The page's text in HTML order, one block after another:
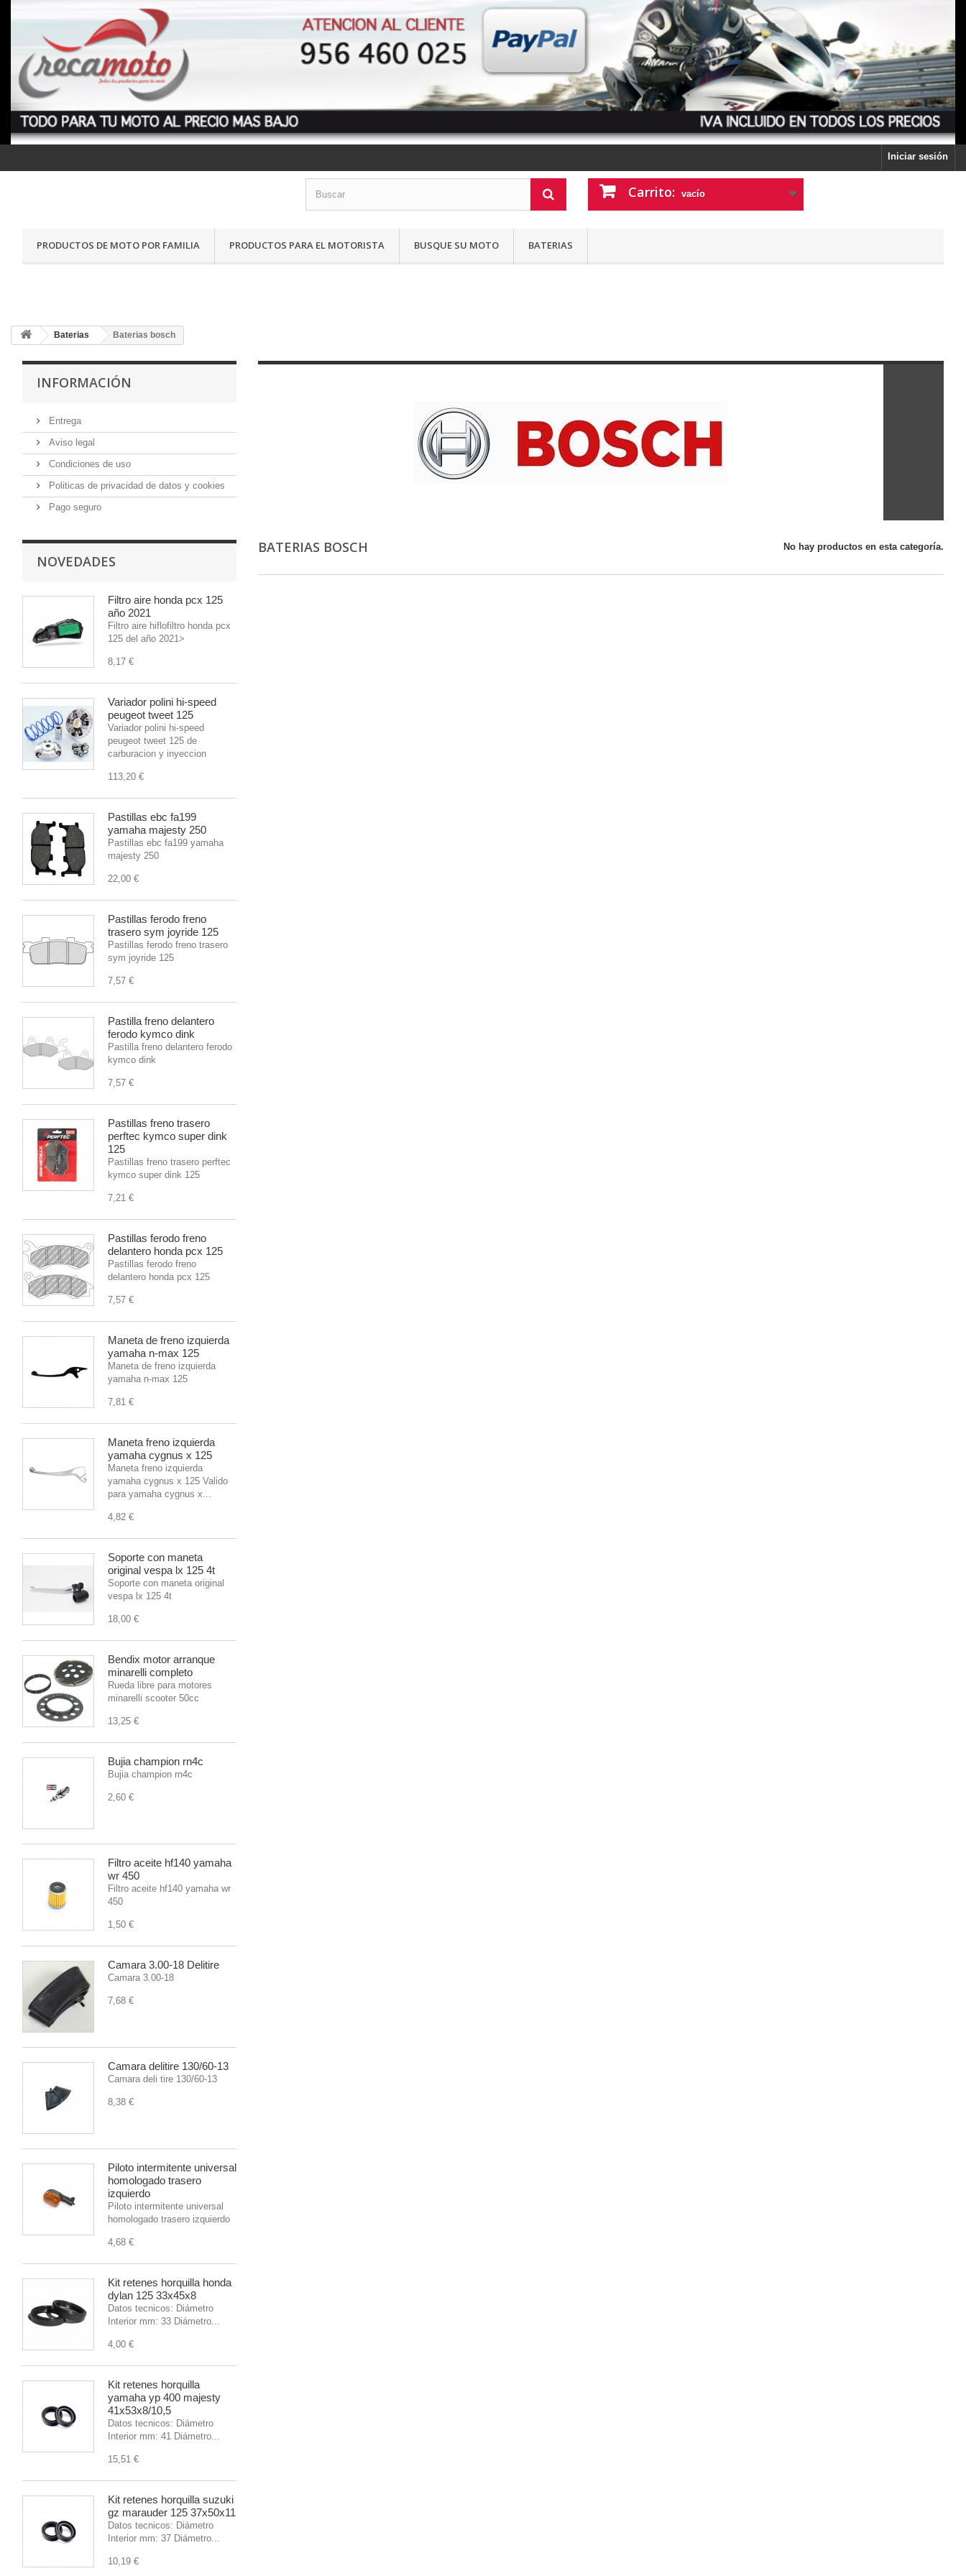
Iniciar sesión
Carrito: vacío
PRODUCTOS DE MOTO POR FAMILIA PRODUCTOS PARA EL MOTORISTA BUSQUE SU MOTO BATERIAS
Baterias Baterias bosch
INFORMACIÓN
Entrega
Aviso legal
Condiciones de uso
Politicas de privacidad de datos y cookies
Pago seguro
NOVEDADES
Filtro aire honda pcx 125
año 2021
Filtro aire hiflofiltro honda pcx
125 del año 2021>
8,17 €
Variador polini hi-speed
peugeot tweet 125
Variador polini hi-speed
peugeot tweet 125 de
carburacion y inyeccion
113,20 €
Pastillas ebc fa199
yamaha majesty 250
Pastillas ebc fa199 yamaha
majesty 250
22,00 €
Pastillas ferodo freno
trasero sym joyride 125
Pastillas ferodo freno trasero
sym joyride 125
7,57 €
Pastilla freno delantero
ferodo kymco dink
Pastilla freno delantero ferodo
kymco dink
7,57 €
Pastillas freno trasero
perftec kymco super dink
125
Pastillas freno trasero perftec
kymco super dink 125
7,21 €
Pastillas ferodo freno
delantero honda pcx 125
Pastillas ferodo freno
delantero honda pcx 125
7,57 €
Maneta de freno izquierda
yamaha n-max 125
Maneta de freno izquierda
yamaha n-max 125
7,81 €
Maneta freno izquierda
yamaha cygnus x 125
Maneta freno izquierda
yamaha cygnus x 125 Valido
para yamaha cygnus x...
4,82 €
Soporte con maneta
original vespa lx 125 4t
Soporte con maneta original
vespa lx 125 4t
18,00 €
Bendix motor arranque
minarelli completo
Rueda libre para motores
minarelli scooter 50cc
13,25 €
Bujia champion rn4c
Bujia champion rn4c
2,60 €
Filtro aceite hf140 yamaha
wr 450
Filtro aceite hf140 yamaha wr
450
1,50 €
Camara 3.00-18 Delitire
Camara 3.00-18
7,68 €
Camara delitire 130/60-13
Camara deli tire 130/60-13
8,38 €
Piloto intermitente universal
homologado trasero
izquierdo
Piloto intermitente universal
homologado trasero izquierdo
4,68 €
Kit retenes horquilla honda
dylan 125 33x45x8
Datos tecnicos: Diámetro
Interior mm: 33 Diámetro...
4,00 €
Kit retenes horquilla
yamaha yp 400 majesty
41x53x8/10,5
Datos tecnicos: Diámetro
Interior mm: 41 Diámetro...
15,51 €
Kit retenes horquilla suzuki
gz marauder 125 37x50x11
Datos tecnicos: Diámetro
Interior mm: 37 Diámetro...
10,19 €
BATERIAS BOSCH No hay productos en esta categoría.